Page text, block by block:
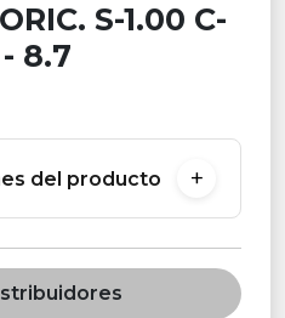
S-1.00 C-
8.7
del producto